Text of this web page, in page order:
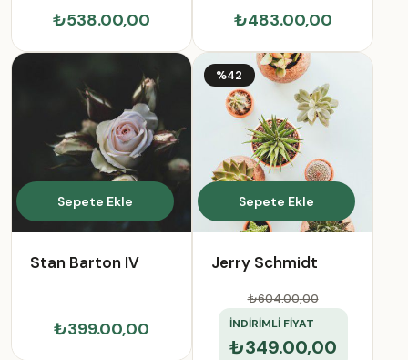
₺538.00,00 ₺483.00,00
Sepete Ekle
Stan Barton IV
₺399.00,00
Sepete Ekle
%42
Jerry Schmidt
₺604.00,00
İNDİRİMLİ FİYAT
₺349.00,00